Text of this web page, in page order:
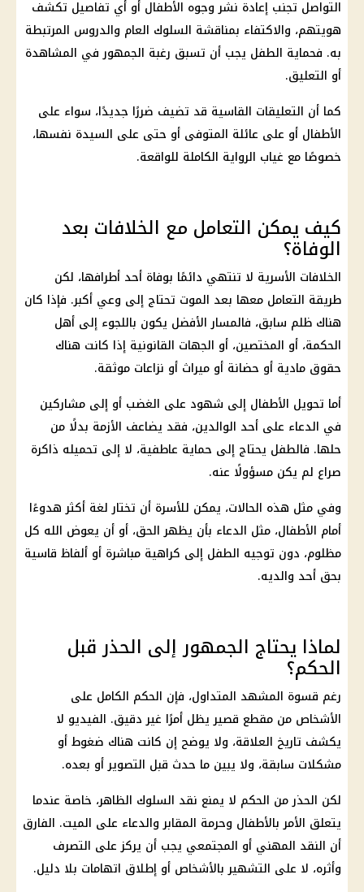
التواصل تجنب إعادة نشر وجوه الأطفال أو أي تفاصيل تكشف
هويتهم، والاكتفاء بمناقشة السلوك العام والدروس المرتبطة
به. فحماية الطفل يجب أن تسبق رغبة الجمهور في المشاهدة
أو التعليق.
كما أن التعليقات القاسية قد تضيف ضررًا جديدًا، سواء على
الأطفال أو على عائلة المتوفى أو حتى على السيدة نفسها،
خصوصًا مع غياب الرواية الكاملة للواقعة.
كيف يمكن التعامل مع الخلافات بعد
الوفاة؟
الخلافات الأسرية لا تنتهي دائمًا بوفاة أحد أطرافها، لكن
طريقة التعامل معها بعد الموت تحتاج إلى وعي أكبر. فإذا كان
هناك ظلم سابق، فالمسار الأفضل يكون باللجوء إلى أهل
الحكمة، أو المختصين، أو الجهات القانونية إذا كانت هناك
حقوق مادية أو حضانة أو ميراث أو نزاعات موثقة.
أما تحويل الأطفال إلى شهود على الغضب أو إلى مشاركين
في الدعاء على أحد الوالدين، فقد يضاعف الأزمة بدلًا من
حلها. فالطفل يحتاج إلى حماية عاطفية، لا إلى تحميله ذاكرة
صراع لم يكن مسؤولًا عنه.
وفي مثل هذه الحالات، يمكن للأسرة أن تختار لغة أكثر هدوءًا
أمام الأطفال، مثل الدعاء بأن يظهر الحق، أو أن يعوض الله كل
مظلوم، دون توجيه الطفل إلى كراهية مباشرة أو ألفاظ قاسية
بحق أحد والديه.
لماذا يحتاج الجمهور إلى الحذر قبل
الحكم؟
رغم قسوة المشهد المتداول، فإن الحكم الكامل على
الأشخاص من مقطع قصير يظل أمرًا غير دقيق. الفيديو لا
يكشف تاريخ العلاقة، ولا يوضح إن كانت هناك ضغوط أو
مشكلات سابقة، ولا يبين ما حدث قبل التصوير أو بعده.
لكن الحذر من الحكم لا يمنع نقد السلوك الظاهر، خاصة عندما
يتعلق الأمر بالأطفال وحرمة المقابر والدعاء على الميت. الفارق
أن النقد المهني أو المجتمعي يجب أن يركز على التصرف
وأثره، لا على التشهير بالأشخاص أو إطلاق اتهامات بلا دليل.